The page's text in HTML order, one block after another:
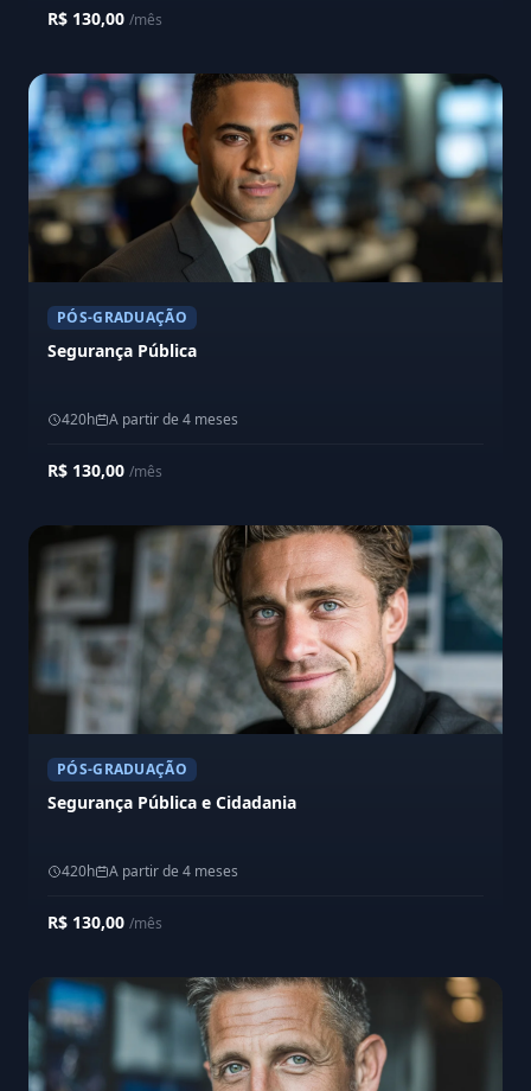
R$ 130,00 /mês
PÓS-GRADUAÇÃO
Segurança Pública
420h A partir de 4 meses
R$ 130,00 /mês
PÓS-GRADUAÇÃO
Segurança Pública e Cidadania
420h A partir de 4 meses
R$ 130,00 /mês